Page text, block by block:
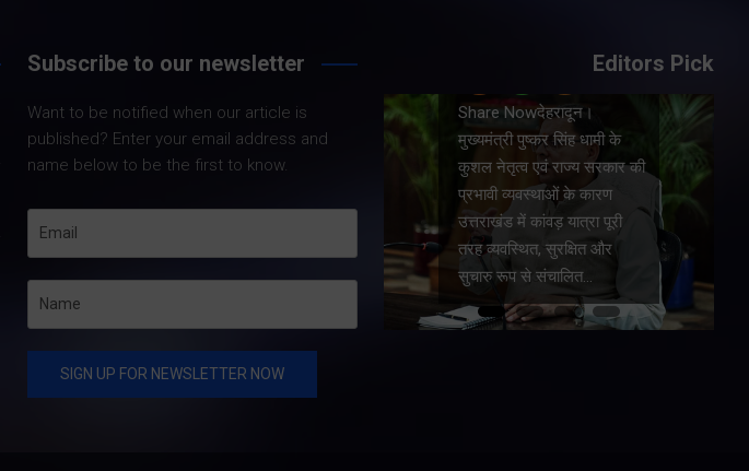
Subscribe to our newsletter
Want to be notified when our article is
published? Enter your email address and
name below to be the first to know.
Editors Pick
Share Nowदेहरादून।
मुख्यमंत्री पुष्कर सिंह धामी के
कुशल नेतृत्व एवं राज्य सरकार की
सुचारु रूप से संचालित…
Share Nowदेहरादून।
मुख्यमंत्री पुष्कर सिंह धामी ने
प्रदेश में शहरी आधारभूत
सुविधाओं के सुदृढ़ीकरण तथा
जीआईएस आधारित जल-निकासी
योजना के लिए कुल 1967 करोड़
की वित्तीय स्वीकृति प्रदान की है।
…